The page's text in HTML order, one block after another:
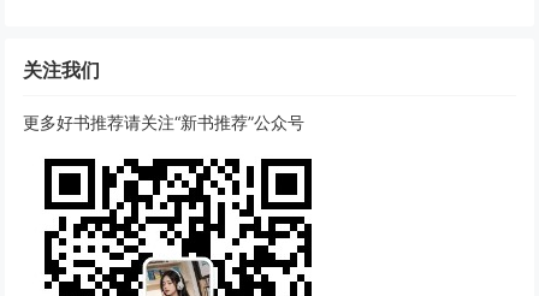
关注我们
更多好书推荐请关注“新书推荐”公众号